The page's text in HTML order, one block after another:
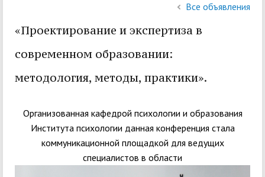
Все объявления
«Проектирование и экспертиза в
современном образовании:
методология, методы, практики».
Организованная кафедрой психологии и образования
Института психологии данная конференция стала
коммуникационной площадкой для ведущих
специалистов в области